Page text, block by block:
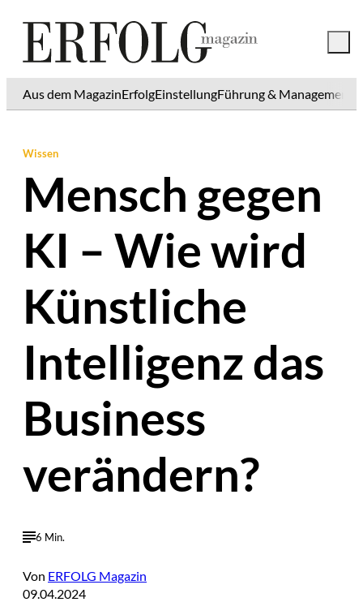
Aus dem MagazinErfolgEinstellungFührung & Management
Wissen
Mensch gegen
KI – Wie wird
Künstliche
Intelligenz das
Business
verändern?
6 Min.
Von ERFOLG Magazin
09.04.2024